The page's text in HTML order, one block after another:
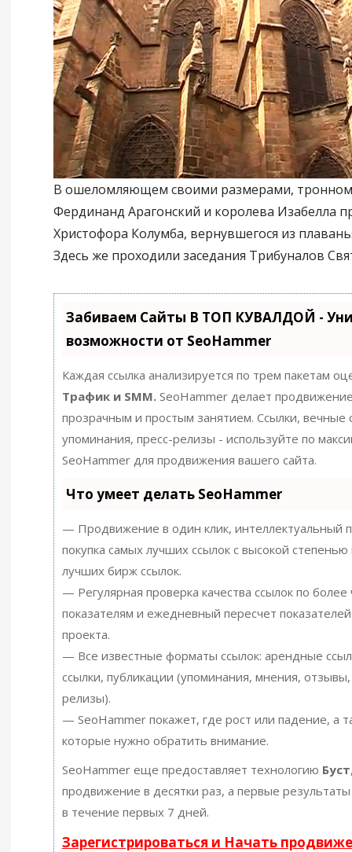
В ошеломляющем своими размерами, тронном
Фердинанд Арагонский и королева Изабелла
Христофора Колумба, вернувшегося из
Здесь же проходили заседания Трибуналов
Забиваем Сайты В ТОП КУВАЛДОЙ -
возможности от SeoHammer
Каждая ссылка анализируется по трем пакетам
Трафик и SMM.SeoHammer делает
прозрачным и простым занятием. Ссылки, вечные
упоминания, пресс-релизы - используйте по
SeoHammer для продвижения вашего сайта.
Что умеет делать SeoHammer
— Продвижение в один клик, интеллектуальный
покупка самых лучших ссылок с высокой степенью
лучших бирж ссылок.
— Регулярная проверка качества ссылок по
показателям и ежедневный пересчет показателей
проекта.
— Все известные форматы ссылок: арендные
ссылки, публикации (упоминания, мнения, отзывы,
релизы).
— SeoHammer покажет, где рост или падение, а
которые нужно обратить внимание.
SeoHammer еще предоставляет технологию Буст
продвижение в десятки раз, а первые
в течение первых 7 дней.
Зарегистрироваться и Начать